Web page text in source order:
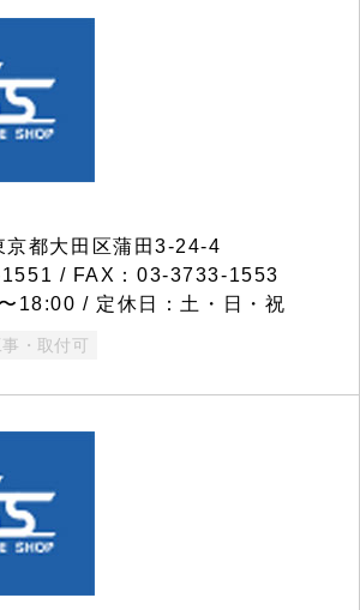
都大田区蒲田3-24-4
/ FAX：03-3733-1553
18:00 / 定休日：土・日・祝
事・取付可